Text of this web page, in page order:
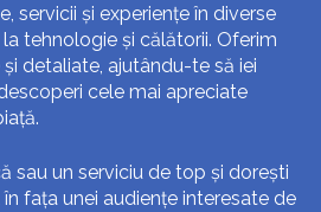
servicii și experiențe în diverse
tehnologie și călătorii. Oferim
detaliate, ajutându-te să iei
cele mai apreciate
sau un serviciu de top și dorești
fața unei audiențe interesate de